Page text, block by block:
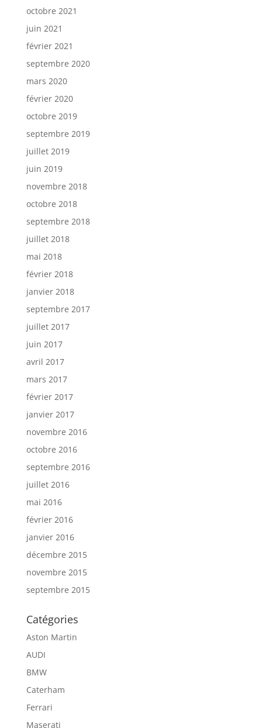
octobre 2021
juin 2021
février 2021
septembre 2020
mars 2020
février 2020
octobre 2019
septembre 2019
juillet 2019
juin 2019
novembre 2018
octobre 2018
septembre 2018
juillet 2018
mai 2018
février 2018
janvier 2018
septembre 2017
juillet 2017
juin 2017
avril 2017
mars 2017
février 2017
janvier 2017
novembre 2016
octobre 2016
septembre 2016
juillet 2016
mai 2016
février 2016
janvier 2016
décembre 2015
novembre 2015
septembre 2015
Catégories
Aston Martin
AUDI
BMW
Caterham
Ferrari
Maserati